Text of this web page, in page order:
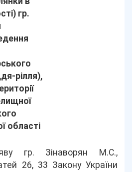
гр.
рілля),
області
гр. Зінаворян М.С.,
26, 33 Закону України